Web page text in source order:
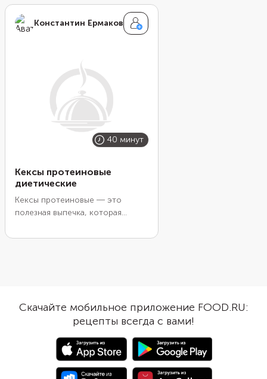
Константин Ермаков
40 минут
Кексы протеиновые
диетические
Кексы протеиновые ― это
полезная выпечка, которая
ингредиентов протеина и
Рекомендовано персональными
фитнес тренерами.
Скачайте мобильное приложение FOOD.RU:
рецепты всегда с вами!